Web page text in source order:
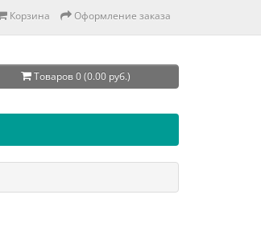
Корзина Оформление заказа
Товаров 0 (0.00 руб.)